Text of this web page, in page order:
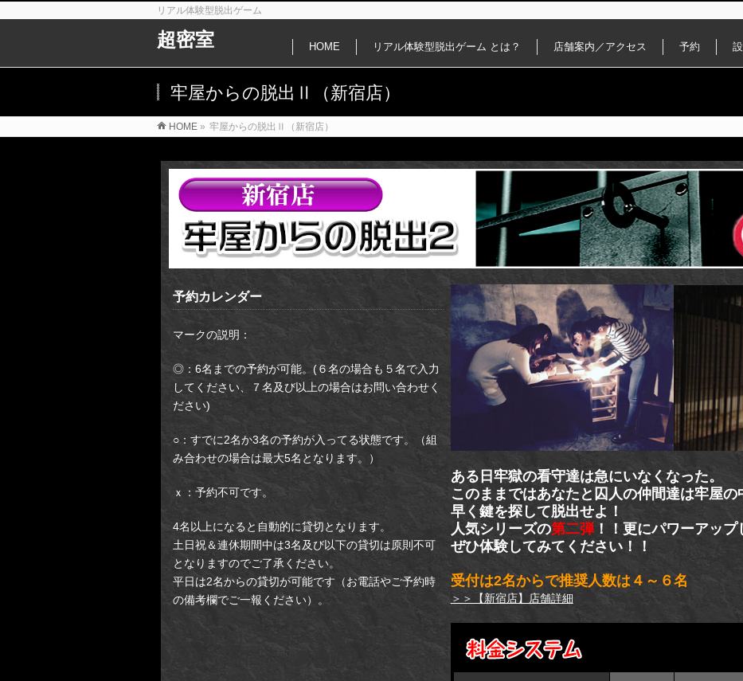
リアル体験型脱出ゲーム
超密室 HOME リアル体験型脱出ゲーム とは？ 店舗案内／アクセス 予約
牢屋からの脱出Ⅱ（新宿店）
HOME » 牢屋からの脱出Ⅱ（新宿店）
予約カレンダー
マークの説明：
◎：6名までの予約が可能。(６名の場合も５名で入力
してください、７名及び以上の場合はお問い合わせく
ださい)
○：すでに2名か3名の予約が入ってる状態です。（組
み合わせの場合は最大5名となります。）
ｘ：予約不可です。
4名以上になると自動的に貸切となります。
土日祝＆連休期間中は3名及び以下の貸切は原則不可
となりますのでご了承ください。
平日は2名からの貸切が可能です（お電話やご予約時
の備考欄でご一報ください）。
【新予約システム】新宿店(集合
ある日牢獄の看守達は急にいなくなった。
このままではあなたと囚人の仲間達は牢屋の
早く鍵を探して脱出せよ！
人気シリーズの第二弾！！更にパワーアップ
ぜひ体験してみてください！！
受付は2名からで推奨人数は４～６名
＞＞【新宿店】店舗詳細